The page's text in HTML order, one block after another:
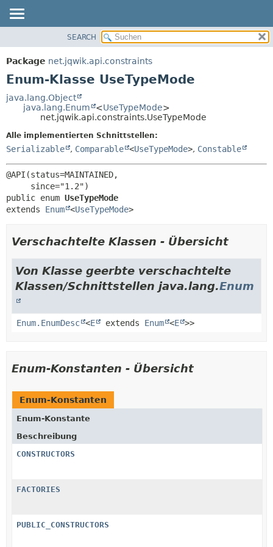
PACKAGE
KLASSE
INDEX
SEARCH
Package net.jqwik.api.constraints
Enum-Klasse UseTypeMode
java.lang.Object
java.lang.Enum
<UseTypeMode>
net.jqwik.api.constraints.UseTypeMode
Alle implementierten Schnittstellen:
Serializable , Comparable <UseTypeMode>, Constable
@API(status=MAINTAINED,
public enum UseTypeMode
extends Enum <UseTypeMode>
Verschachtelte Klassen - Übersicht
Von Klasse geerbte verschachtelte
Klassen/Schnittstellen java.lang.Enum
Enum.EnumDesc <E extends Enum <E >>
Enum-Konstanten - Übersicht
Enum-Konstanten
Enum-Konstante
Beschreibung
CONSTRUCTORS
FACTORIES
PUBLIC_CONSTRUCTORS